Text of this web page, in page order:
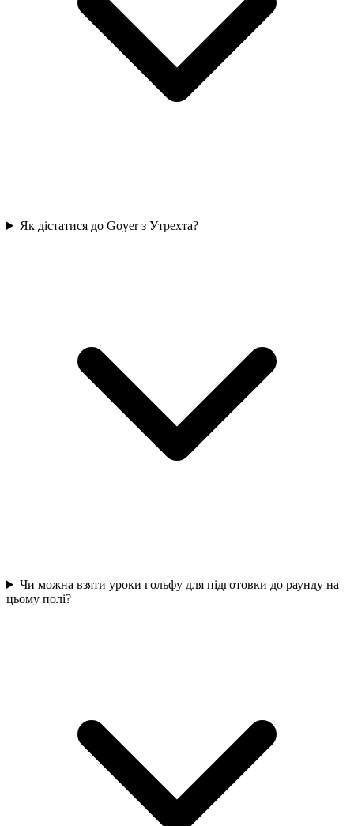
Як дістатися до Goyer з Утрехта?
Чи можна взяти уроки гольфу для підготовки до раунду на
цьому полі?